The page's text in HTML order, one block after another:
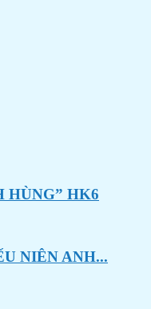
HÙNG” HK6
NIÊN ANH...